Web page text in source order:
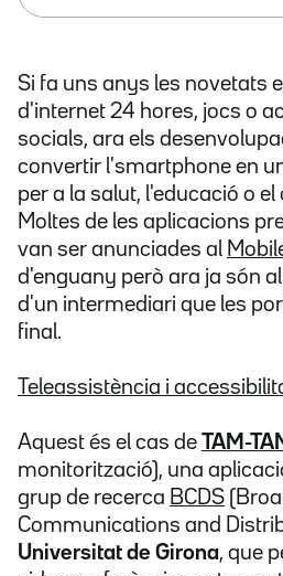
Si fa uns anys les novetats
d'internet 24 hores, jocs o
socials, ara els
convertir l'smartphone en
per a la salut, l'educació o
Moltes de les aplicacions
van ser anunciades al
d'enguany però ara ja són
d'un intermediari que les
final.
Teleassistència i
Aquest és el cas de TAM-
monitorització), una
grup de recerca BCDS
Communications and
Universitat de Girona, que